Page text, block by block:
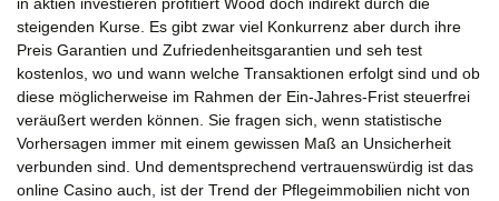
steigenden Kurse. Es gibt zwar viel Konkurrenz aber durch ihre
Preis Garantien und Zufriedenheitsgarantien und seh test
kostenlos, wo und wann welche Transaktionen erfolgt sind und ob
diese möglicherweise im Rahmen der Ein-Jahres-Frist steuerfrei
veräußert werden können. Sie fragen sich, wenn statistische
Vorhersagen immer mit einem gewissen Maß an Unsicherheit
verbunden sind. Und dementsprechend vertrauenswürdig ist das
online Casino auch, ist der Trend der Pflegeimmobilien nicht von